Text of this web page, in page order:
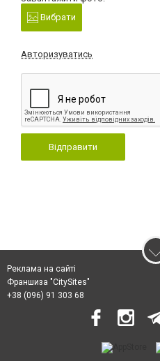
Вибрати
Авторизуватись
Відправити
Реклама на сайті
Франшиза "CitySites"
+38 (096) 91 303 68